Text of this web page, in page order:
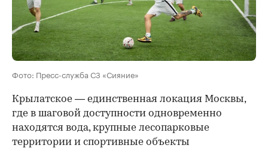
Фото: Пресс-служба СЗ «Сияние»
Крылатское — единственная локация Москвы,
где в шаговой доступности одновременно
находятся вода, крупные лесопарковые
территории и спортивные объекты